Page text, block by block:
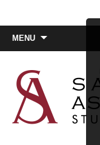
MENU